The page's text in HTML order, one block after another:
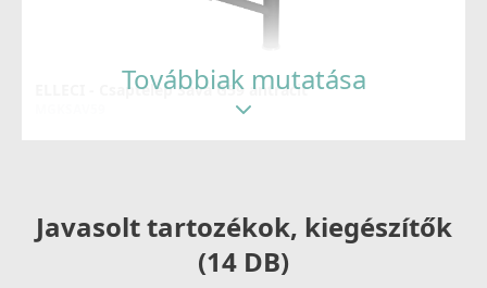
ELLECI - Csaptelep Sava G59 antracit
Részletek
Továbbiak mutatása
Javasolt tartozékok, kiegészítők
(14 DB)